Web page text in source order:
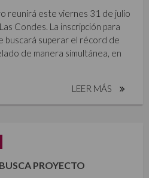
reunirá este viernes 31 de julio
Condes. La inscripción para
buscará superar el récord de
de manera simultánea, en
LEER MÁS
PROYECTO